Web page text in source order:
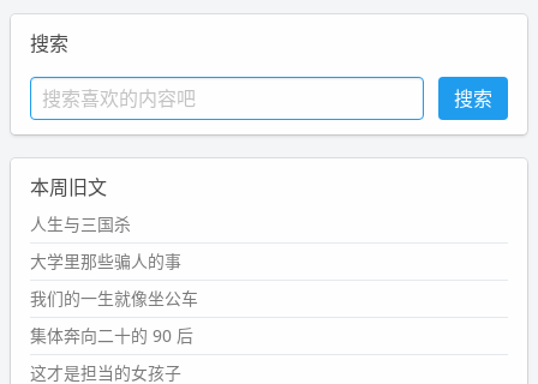
搜索
本周旧文
人生与三国杀
大学里那些骗人的事
我们的一生就像坐公车
集体奔向二十的 90 后
这才是担当的女孩子